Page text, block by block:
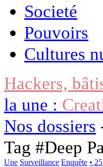
Societé
Pouvoirs
Cultures
Hackers,
la une :
Nos dossiers
Tag #Deep
Une Surveillance Enquête •